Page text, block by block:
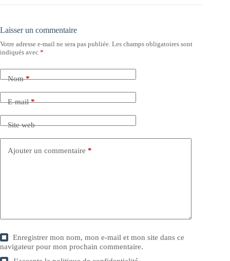
Laisser un commentaire
Votre adresse e-mail ne sera pas publiée. Les champs obligatoires sont
indiqués avec *
Nom*
E-mail*
Site web
Ajouter un commentaire *
Enregistrer mon nom, mon e-mail et mon site dans ce
navigateur pour mon prochain commentaire.